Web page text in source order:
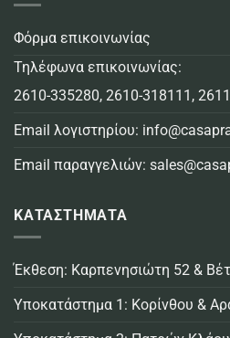
Φόρμα επικοινωνίας
Τηλέφωνα επικοινωνίας:
2610-335280, 2610-318111 ,
Email λογιστηρίου:
Email παραγγελιών:
ΚΑΤΑΣΤΗΜΑΤΑ
Έκθεση: Καρπενησιώτη 52 &
Υποκατάστημα 1: Κορίνθου &